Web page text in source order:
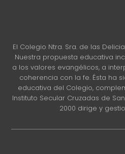
El Colegio Ntra. Sra. de las
Nuestra propuesta educativa
a los valores evangélicos, a
coherencia con la fe. Ésta ha
educativa del Colegio,
Instituto Secular Cruzadas de
2000 dirige y